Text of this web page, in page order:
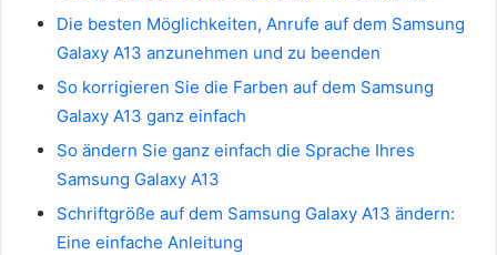
Die besten Möglichkeiten, Anrufe auf dem Samsung
Galaxy A13 anzunehmen und zu beenden
So korrigieren Sie die Farben auf dem Samsung
Galaxy A13 ganz einfach
So ändern Sie ganz einfach die Sprache Ihres
Samsung Galaxy A13
Schriftgröße auf dem Samsung Galaxy A13 ändern:
Eine einfache Anleitung